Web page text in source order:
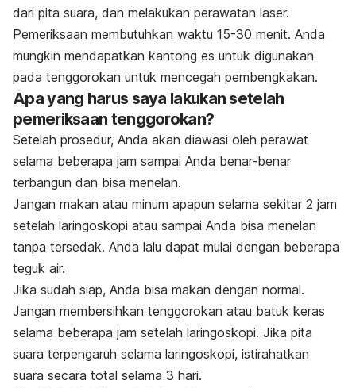
dari pita suara, dan melakukan perawatan laser.
Pemeriksaan membutuhkan waktu 15-30 menit. Anda
mungkin mendapatkan kantong es untuk digunakan
pada tenggorokan untuk mencegah pembengkakan.
Apa yang harus saya lakukan setelah
pemeriksaan tenggorokan?
Setelah prosedur, Anda akan diawasi oleh perawat
selama beberapa jam sampai Anda benar-benar
terbangun dan bisa menelan.
Jangan makan atau minum apapun selama sekitar 2 jam
setelah laringoskopi atau sampai Anda bisa menelan
tanpa tersedak. Anda lalu dapat mulai dengan beberapa
teguk air.
Jika sudah siap, Anda bisa makan dengan normal.
Jangan membersihkan tenggorokan atau batuk keras
selama beberapa jam setelah laringoskopi. Jika pita
suara terpengaruh selama laringoskopi, istirahatkan
suara secara total selama 3 hari.